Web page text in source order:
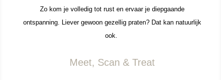
Zo kom je volledig tot rust en ervaar je diepgaande
ontspanning. Liever gewoon gezellig praten? Dat kan natuurlijk
ook.
Meet, Scan & Treat